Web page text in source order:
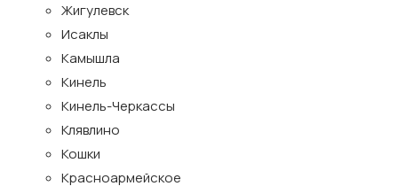
Жигулевск
Исаклы
Камышла
Кинель
Кинель-Черкассы
Клявлино
Кошки
Красноармейское